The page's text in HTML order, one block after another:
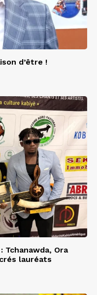
d’être !
Tchanawda, Ora
lauréats